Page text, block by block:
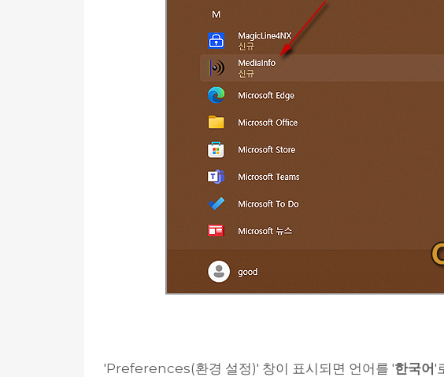
'Preferences(환경 설정)' 창이 표시되면 언어를 '한국어 '